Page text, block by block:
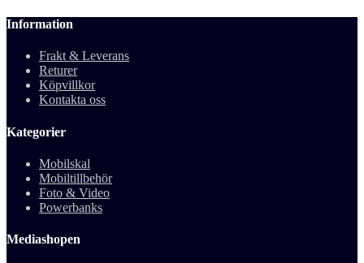
Information
Frakt & Leverans
Returer
Köpvillkor
Kontakta oss
Kategorier
Mobilskal
Mobiltillbehör
Foto & Video
Powerbanks
Mediashopen